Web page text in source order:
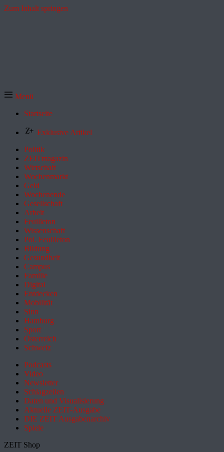
Zum Inhalt springen
Menü
Startseite
Exklusive Artikel
Politik
ZEITmagazin
Wirtschaft
Wochenmarkt
Geld
Wochenende
Gesellschaft
Arbeit
Feuilleton
Wissenschaft
Pol. Feuilleton
Bildung
Gesundheit
Campus
Familie
Digital
Entdecken
Mobilität
Sinn
Hamburg
Sport
Österreich
Schweiz
Podcasts
Video
Newsletter
Schlagzeilen
Daten und Visualisierung
Aktuelle ZEIT-Ausgabe
DIE ZEIT Ausgabenarchiv
Spiele
ZEIT Shop